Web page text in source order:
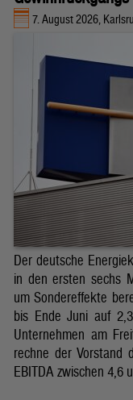
7. August 2026,
Der deutsche
in den ersten sechs
um Sondereffekte
bis Ende Juni auf
Unternehmen am
rechne der Vorstand
EBITDA zwischen 4,6